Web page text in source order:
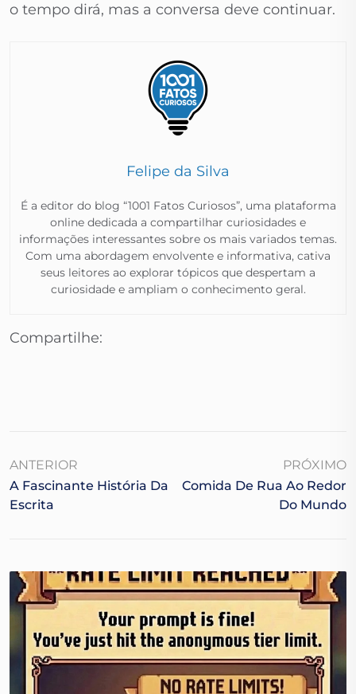
o tempo dirá, mas a conversa deve continuar.
Felipe da Silva
É a editor do blog “1001 Fatos Curiosos”, uma plataforma
online dedicada a compartilhar curiosidades e
informações interessantes sobre os mais variados temas.
Com uma abordagem envolvente e informativa, cativa
seus leitores ao explorar tópicos que despertam a
curiosidade e ampliam o conhecimento geral.​
Compartilhe:
ANTERIOR
A Fascinante História Da
Escrita
PRÓXIMO
Comida De Rua Ao Redor
Do Mundo